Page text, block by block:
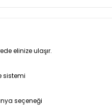
elinize ulaşır.
sistemi
seçeneği